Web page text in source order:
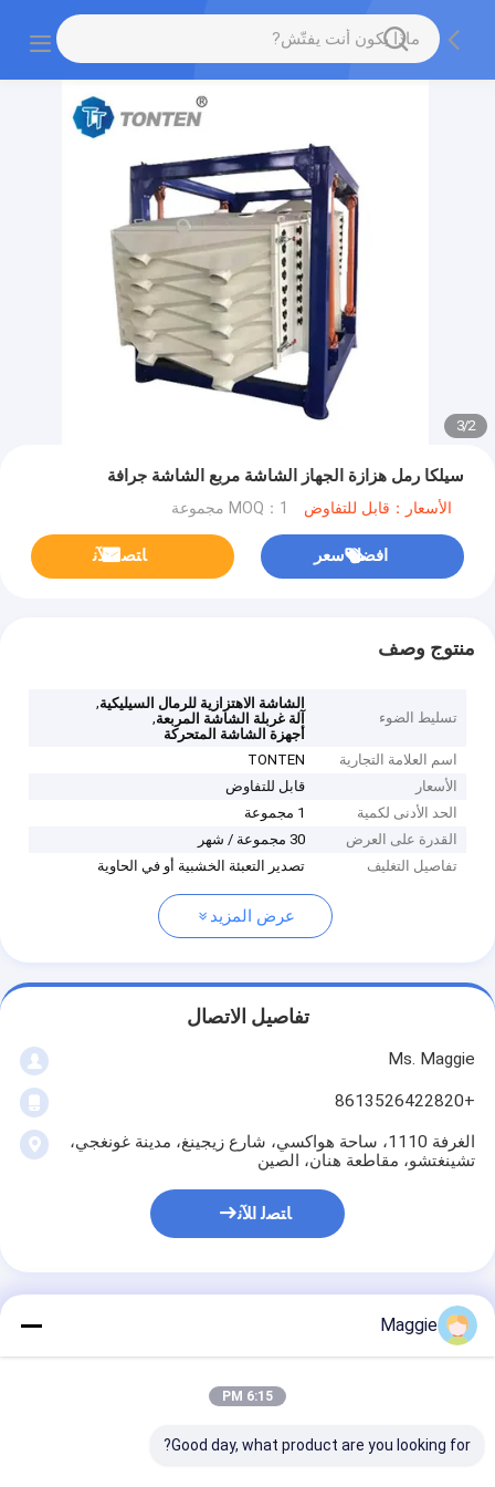
2
/
3
سيلكا رمل هزازة الجهاز الشاشة مربع الشاشة جرافة
الأسعار：قابل للتفاوض MOQ：1 مجموعة
افضل سعر ﺎﺘﺼﻟ ﺍﻶﻧ
منتوج وصف
تسليط الضوء
الشاشة الاهتزازية للرمال السيليكية,
آلة غربلة الشاشة المربعة,
أجهزة الشاشة المتحركة
اسم العلامة التجارية
TONTEN
الأسعار
قابل للتفاوض
الحد الأدنى لكمية
1 مجموعة
القدرة على العرض
30 مجموعة / شهر
تفاصيل التغليف
تصدير التعبئة الخشبية أو في الحاوية
عرض المزيد
تفاصيل الاتصال
Ms. Maggie
+8613526422820
الغرفة 1110، ساحة هواكسي، شارع زيجينغ، مدينة غونغجي،
تشينغتشو، مقاطعة هنان، الصين
ﺎﺘﺼﻟ ﺍﻶﻧ
سيلكا رمل هزازة الجهاز
جرافة
Maggie
6:15 PM
Good day, what product are you looking for?